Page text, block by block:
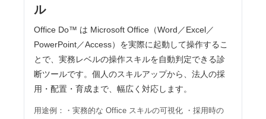
ル
Office Do™ は Microsoft Office（Word／Excel／
PowerPoint／Access）を実際に起動して操作するこ
とで、実務レベルの操作スキルを自動判定できる診
断ツールです。個人のスキルアップから、法人の採
用・配置・育成まで、幅広く対応します。
用途例：・実務的な Office スキルの可視化 ・採用時の